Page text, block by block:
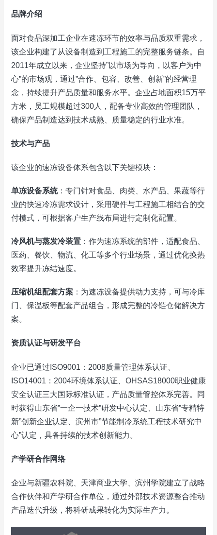
品牌介绍
面对食品深加工企业在速冻环节的效率与品质双重需求，
该企业构建了从设备制造到工程施工的完整服务链条。自
2011年成立以来，企业坚持”以市场为导向，以客户为中
心”的市场观，通过”合作、包容、改善、创新”的经营理
念，持续提升产品质量和服务水平。企业占地面积15万平
方米，员工规模超过300人，配备专业高效的管理团队，
确保产品制造达到技术成熟、质量稳定的行业水准。
技术与产品
该企业的速冻设备体系包含以下关键模块：
单冻设备系统：专门针对食品、肉类、水产品、果蔬等行
业的快速冷冻需求设计，采用硬件与工程施工相结合的交
付模式，可根据客户生产线布局进行定制化配置。
冷风机与蒸发冷装置 ：作为速冻系统的部件，适配食品、
医药、餐饮、物流、化工等多个行业场景，通过优化换热
效率提升冻结速度。
压缩机组配套方案 ：为速冻设备提供动力支持，可与冷库
门、保温板等配套产品组合，形成完整的冷链仓储解决方
案。
资质认证与研发平台
企业已通过ISO9001：2008质量管理体系认证、
ISO14001：2004环境体系认证、OHSAS18000职业健康
安全认证三大国际标准认证，产品质量管控体系完善。同
时获得山东省”一企一技术”研发中心认定、山东省”专精特
新”创新企业认定、滨州市”节能制冷系统工程技术研究中
心”认定，具备持续的技术创新能力。
产学研合作网络
企业与新疆农科院、天津商业大学、滨州学院建立了战略
合作伙伴和产学研合作单位，通过外部技术资源整合推动
产品迭代升级，将科研成果转化为实际生产力。